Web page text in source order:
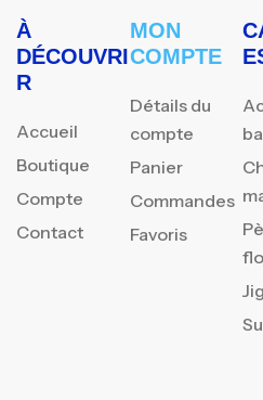
À
DÉCOUVRI
R
Accueil
Boutique
Compte
Contact
MON
COMPTE
Détails du
compte
Panier
Commandes
Favoris